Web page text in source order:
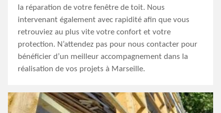
la réparation de votre fenêtre de toit. Nous
intervenant également avec rapidité afin que vous
retrouviez au plus vite votre confort et votre
protection. N’attendez pas pour nous contacter pour
bénéficier d’un meilleur accompagnement dans la
réalisation de vos projets à Marseille.